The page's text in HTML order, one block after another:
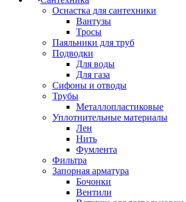
Оснастка для сантехники
Вантузы
Тросы
Паяльники для труб
Подводки
Для воды
Для газа
Сифоны и отводы
Трубы
Металлопластиковые
Уплотнительные материалы
Лен
Нить
Фумлента
Фильтра
Запорная арматура
Бочонки
Вентили